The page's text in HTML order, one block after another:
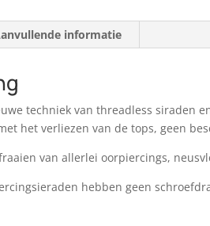
informatie
techniek van threadless siraden
het verliezen van de tops, geen
van allerlei oorpiercings,
hebben geen